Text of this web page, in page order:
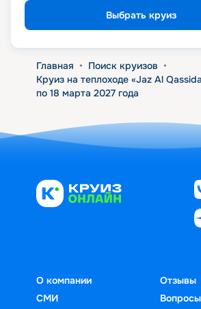
Выбрать круиз
Главная • Поиск круизов •
Круиз на теплоходе «Jaz Al
по 18 марта 2027 года
О компании
СМИ
Отзывы